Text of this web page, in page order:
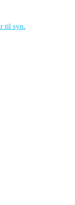
til syn.